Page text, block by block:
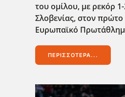
του ομίλου, με ρεκόρ
Σλοβενίας, στον
Ευρωπαϊκό
ΠΕΡΙΣΣΌΤΕΡΑ...